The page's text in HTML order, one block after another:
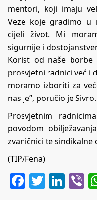
mentori, koji imaju
Veze koje gradimo u
cijeli život. Mi
sigurnije i
Korist od naše
prosvjetni radnici već i
moramo izboriti za
nas je”, poručio je Sivro.
Prosvjetnim
povodom
zvaničnici te sindikalne
(TIP/Fena)
Facebook
Twitter